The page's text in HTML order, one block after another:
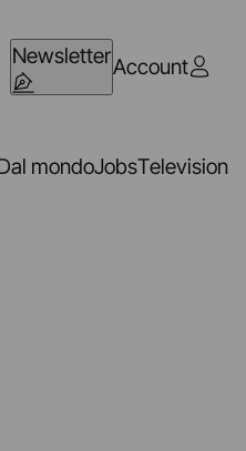
NewsletterAccount
mondoJobsTelevision